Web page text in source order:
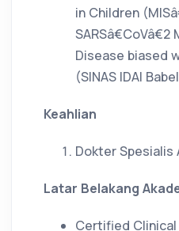
in Children
Disease biased
(SINAS IDAI
Keahlian
Dokter Spesialis
Latar Belakang
Certified